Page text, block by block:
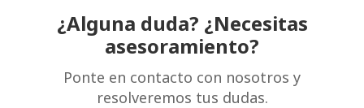
¿Alguna duda? ¿Necesitas
asesoramiento?
Ponte en contacto con nosotros y
resolveremos tus dudas.